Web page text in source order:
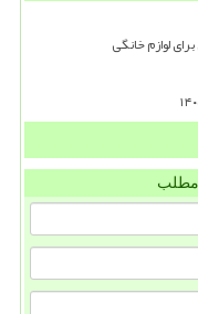
لوازم خانگی
مطلب